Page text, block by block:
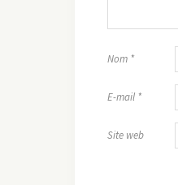
Nom *
E-mail *
Site web